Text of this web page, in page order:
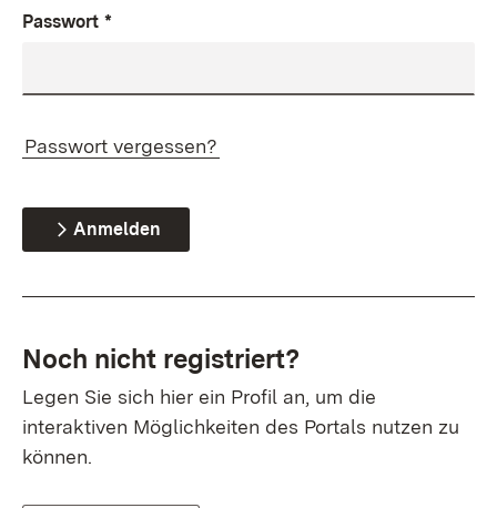
Passwort *
Passwort vergessen?
Anmelden
Noch nicht registriert?
Legen Sie sich hier ein Profil an, um die
interaktiven Möglichkeiten des Portals nutzen zu
können.